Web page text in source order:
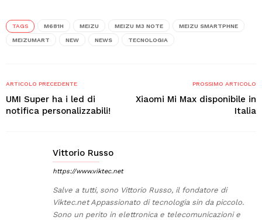
TAGS M681H MEIZU MEIZU M3 NOTE MEIZU SMARTPHNE
MEIZUMART NEW NEWS TECNOLOGIA
ARTICOLO PRECEDENTE
UMI Super ha i led di
notifica personalizzabili!
PROSSIMO ARTICOLO
Xiaomi Mi Max disponibile in
Italia
Vittorio Russo
https://www.viktec.net
Salve a tutti, sono Vittorio Russo, il fondatore di
Viktec.net Appassionato di tecnologia sin da piccolo.
Sono un perito in elettronica e telecomunicazioni e